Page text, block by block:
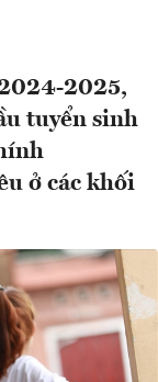
2025,
tuyển sinh
ở các khối